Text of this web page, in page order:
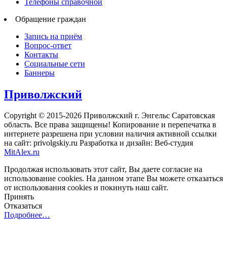
Обращение граждан
Запись на приём
Вопрос-ответ
Контакты
Социальные сети
Баннеры
Приволжский
Copyright © 2015-2026 Приволжский г. Энгельс Саратовская
область. Все права защищены! Копирование и перепечатка в
интернете разрешена при условии наличия активной ссылки
на сайт: privolgskiy.ru Разработка и дизайн: Веб-студия
MitAlex.ru
Продолжая использовать этот сайт, Вы даете согласие на
использование cookies. На данном этапе Вы можете отказаться
от использования cookies и покинуть наш сайт.
Принять
Отказаться
Подробнее…